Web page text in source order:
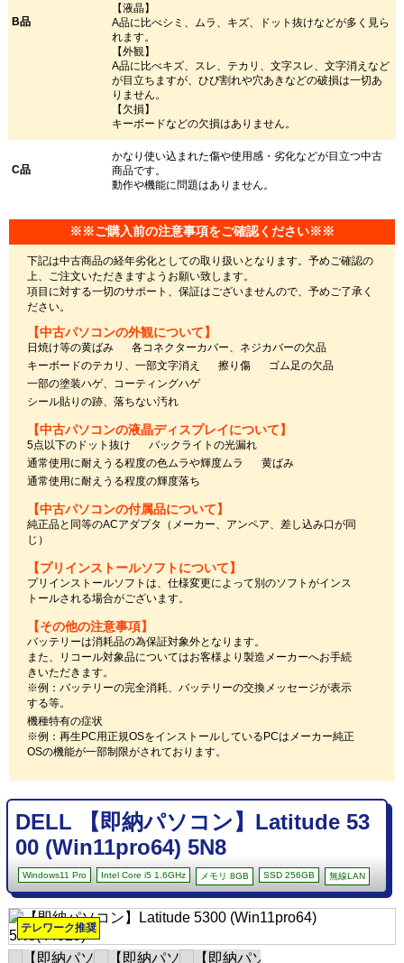
B品
【液晶】
A品に比べシミ、ムラ、キズ、ドット抜けなどが多く見ら
れます。
【外観】
A品に比べキズ、スレ、テカリ、文字スレ、文字消えなど
が目立ちますが、ひび割れや穴あきなどの破損は一切あ
りません。
【欠損】
キーボードなどの欠損はありません。
C品
かなり使い込まれた傷や使用感・劣化などが目立つ中古
商品です。
動作や機能に問題はありません。
※※ご購入前の注意事項をご確認ください※※
下記は中古商品の経年劣化としての取り扱いとなります。予めご確認の
上、ご注文いただきますようお願い致します。
項目に対する一切のサポート、保証はございませんので、予めご了承く
ださい。
【中古パソコンの外観について】
日焼け等の黄ばみ
各コネクターカバー、ネジカバーの欠品
キーボードのテカリ、一部文字消え
擦り傷
ゴム足の欠品
一部の塗装ハゲ、コーティングハゲ
シール貼りの跡、落ちない汚れ
【中古パソコンの液晶ディスプレイについて】
5点以下のドット抜け
バックライトの光漏れ
通常使用に耐えうる程度の色ムラや輝度ムラ
黄ばみ
通常使用に耐えうる程度の輝度落ち
【中古パソコンの付属品について】
純正品と同等のACアダプタ（メーカー、アンペア、差し込み口が同
じ）
【プリインストールソフトについて】
プリインストールソフトは、仕様変更によって別のソフトがインス
トールされる場合がございます。
【その他の注意事項】
バッテリーは消耗品の為保証対象外となります。
また、リコール対象品についてはお客様より製造メーカーへお手続
きいただきます。
※例：バッテリーの完全消耗、バッテリーの交換メッセージが表示
する等。
機種特有の症状
※例：再生PC用正規OSをインストールしているPCはメーカー純正
OSの機能が一部制限がされております。
DELL 【即納パソコン】Latitude 53
00 (Win11pro64) 5N8
Windows11 Pro Intel Core i5 1.6GHz メモリ 8GB SSD 256GB 無線LAN
テレワーク推奨